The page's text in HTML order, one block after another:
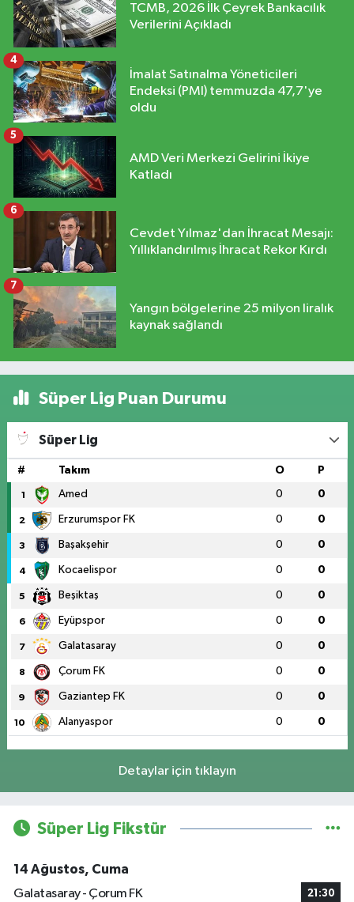
TCMB, 2026 İlk Çeyrek Bankacılık
Verilerini Açıkladı
İmalat Satınalma Yöneticileri
Endeksi (PMI) temmuzda 47,7'ye
oldu
4
AMD Veri Merkezi Gelirini İkiye
Katladı
5
Cevdet Yılmaz'dan İhracat Mesajı:
Yıllıklandırılmış İhracat Rekor Kırdı
6
Yangın bölgelerine 25 milyon liralık
kaynak sağlandı
7
Süper Lig Puan Durumu
Süper Lig
# Takım O P
1 Amed 0 0
2 Erzurumspor FK 0 0
3 Başakşehir 0 0
4 Kocaelispor 0 0
5 Beşiktaş 0 0
6 Eyüpspor 0 0
7 Galatasaray 0 0
8 Çorum FK 0 0
9 Gaziantep FK 0 0
10 Alanyaspor 0 0
Detaylar için tıklayın
Süper Lig Fikstür
14 Ağustos, Cuma
Galatasaray - Çorum FK
21:30